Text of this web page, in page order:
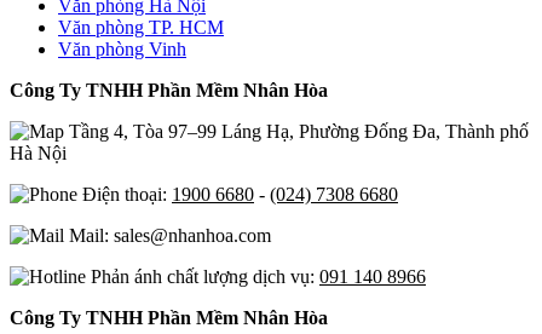
Văn phòng Hà Nội
Văn phòng TP. HCM
Văn phòng Vinh
Công Ty TNHH Phần Mềm Nhân Hòa
Tầng 4, Tòa 97–99 Láng Hạ, Phường Đống Đa, Thành phố
Hà Nội
Điện thoại: 1900 6680 - (024) 7308 6680
Mail: sales@nhanhoa.com
Phản ánh chất lượng dịch vụ: 091 140 8966
Công Ty TNHH Phần Mềm Nhân Hòa